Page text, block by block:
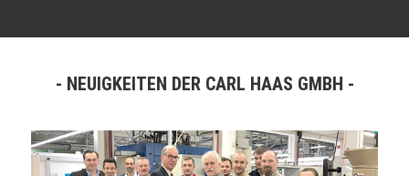
NEUIGKEITEN DER CARL HAAS GMBH